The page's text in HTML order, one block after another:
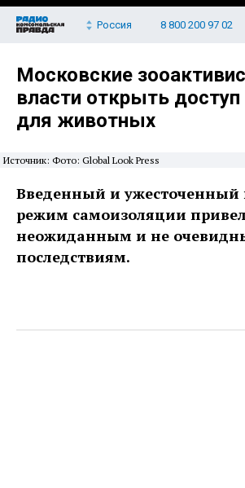
Россия 8 800 200 97 02
Московские
власти открыть
для животных
Источник: Фото: Global Look Press
Введенный и ужесточенный
режим самоизоляции
неожиданным и не
последствиям.